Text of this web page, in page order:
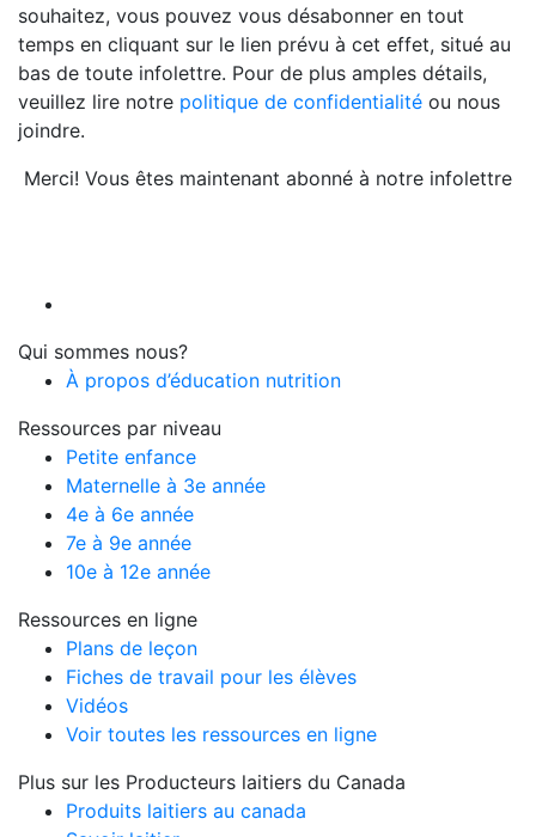
souhaitez, vous pouvez vous désabonner en tout
temps en cliquant sur le lien prévu à cet effet, situé au
bas de toute infolettre. Pour de plus amples détails,
veuillez lire notre politique de confidentialité ou nous
joindre.
Merci! Vous êtes maintenant abonné à notre infolettre
Qui sommes nous?
À propos d’éducation nutrition
Ressources par niveau
Petite enfance
Maternelle à 3e année
4e à 6e année
7e à 9e année
10e à 12e année
Ressources en ligne
Plans de leçon
Fiches de travail pour les élèves
Vidéos
Voir toutes les ressources en ligne
Plus sur les Producteurs laitiers du Canada
Produits laitiers au canada